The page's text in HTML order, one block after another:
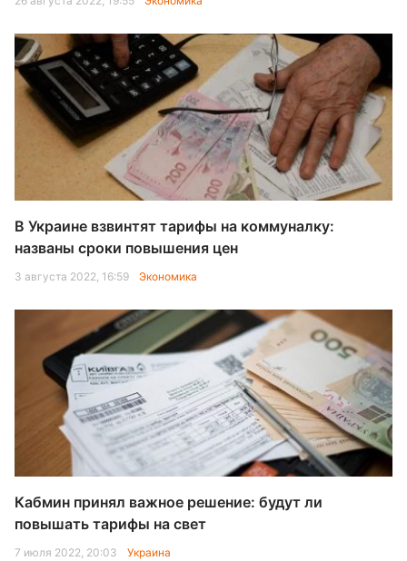
В Украине взвинтят тарифы на коммуналку:
названы сроки повышения цен
3 августа 2022, 16:59 Экономика
Кабмин принял важное решение: будут ли
повышать тарифы на свет
7 июля 2022, 20:03 Украина